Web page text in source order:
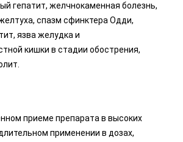
гепатит, желчнокаменная болезнь,
спазм сфинктера Одди,
язва желудка и
кишки в стадии обострения,
приеме препарата в высоких
применении в дозах,